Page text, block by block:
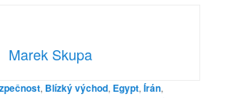
Marek Skupa
, Blízký východ, Egypt,Írán,